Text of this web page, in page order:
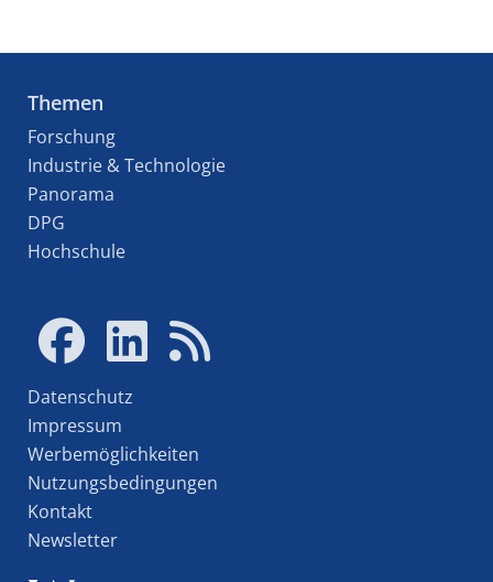
Themen
Forschung
Industrie & Technologie
Panorama
DPG
Hochschule
Datenschutz
Impressum
Werbemöglichkeiten
Nutzungsbedingungen
Kontakt
Newsletter